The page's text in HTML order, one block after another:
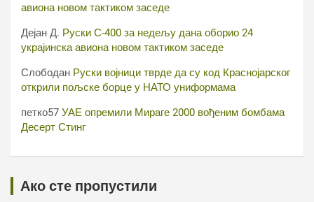
авиона новом тактиком заседе
Дејан Д. Руски С-400 за недељу дана оборио 24
украјинска авиона новом тактиком заседе
Слободан Руски војници тврде да су код Краснојарског
открили пољске борце у НАТО униформама
петко57 УАЕ опремили Мираге 2000 вођеним бомбама
Десерт Стинг
Ако сте пропустили